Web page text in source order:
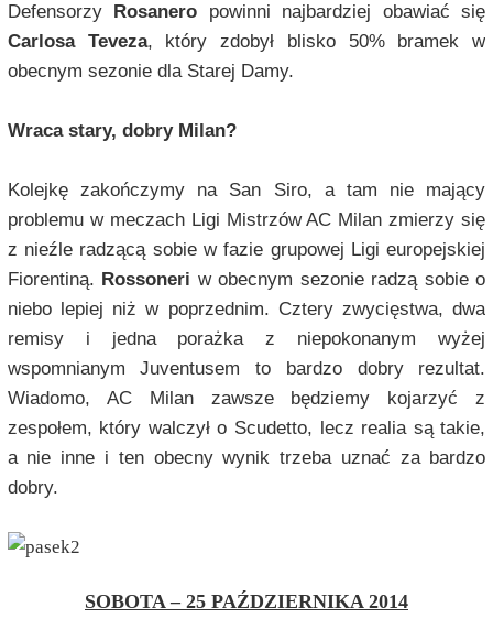
Defensorzy
Rosanero powinni najbardziej obawiać się
Carlosa Teveza, który zdobył blisko 50% bramek w
obecnym sezonie dla Starej Damy.
Wraca stary, dobry Milan?
Kolejkę zakończymy na San Siro, a tam nie mający
problemu w meczach Ligi Mistrzów AC Milan zmierzy się
z nieźle radzącą sobie w fazie grupowej Ligi europejskiej
Fiorentiną. Rossoneri w obecnym sezonie radzą sobie o
niebo lepiej niż w poprzednim. Cztery zwycięstwa, dwa
remisy i jedna porażka z niepokonanym wyżej
wspomnianym Juventusem to bardzo dobry rezultat.
Wiadomo, AC Milan zawsze będziemy kojarzyć z
zespołem, który walczył o Scudetto, lecz realia są takie,
a nie inne i ten obecny wynik trzeba uznać za bardzo
dobry.
SOBOTA – 25 PAŹDZIERNIKA 2014